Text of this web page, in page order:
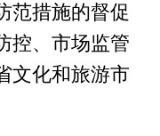
范措施的督促
控、市场监管
文化和旅游市